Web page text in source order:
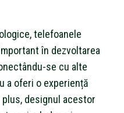
telefoanele
în dezvoltarea
se cu alte
a oferi o experiență
designul acestor